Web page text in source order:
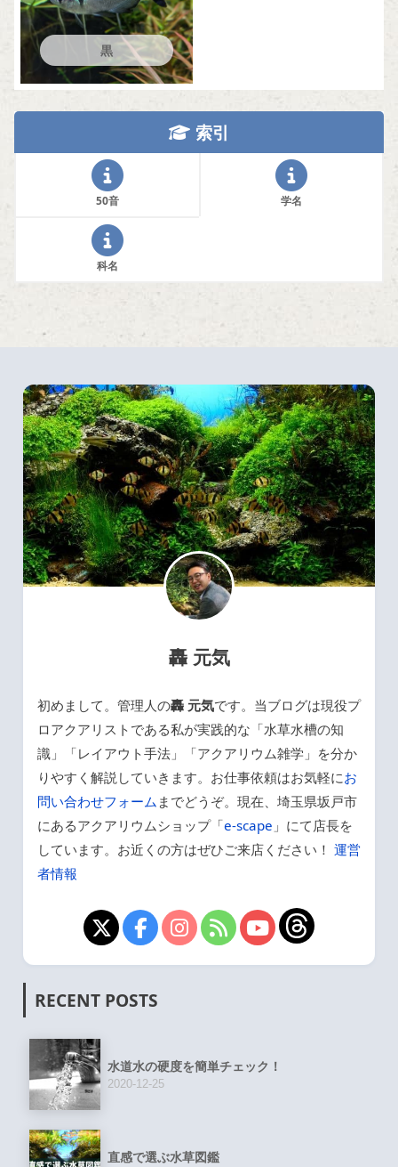
黒
索引
50音 学名
科名
轟 元気
初めまして。管理人の轟 元気です。当ブログは現役プ
ロアクアリストである私が実践的な「水草水槽の知
識」「レイアウト手法」「アクアリウム雑学」を分か
りやすく解説していきます。お仕事依頼はお気軽にお
問い合わせフォーム までどうぞ。現在、埼玉県坂戸市
にあるアクアリウムショップ「e-scape 」にて店長を
しています。お近くの方はぜひご来店ください！ 運営
者情報
RECENT POSTS
水道水の硬度を簡単チェック！
2020-12-25
直感で選ぶ水草図鑑